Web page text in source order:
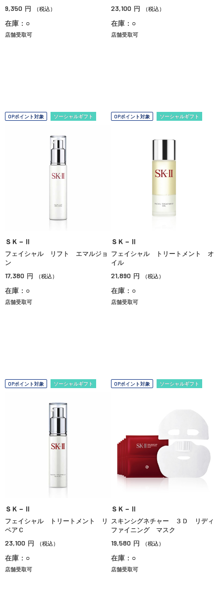
9,350 円 （税込）
在庫：○
店舗受取可
23,100 円 （税込）
在庫：○
店舗受取可
OPポイント対象 ソーシャルギフト
ＳＫ－Ⅱ
フェイシャル リフト エマルジョ
ン
17,380 円 （税込）
在庫：○
店舗受取可
OPポイント対象 ソーシャルギフト
ＳＫ－Ⅱ
フェイシャル トリートメント オ
イル
21,890 円 （税込）
在庫：○
店舗受取可
OPポイント対象 ソーシャルギフト
ＳＫ－Ⅱ
フェイシャル トリートメント リ
ペアＣ
23,100 円 （税込）
在庫：○
店舗受取可
OPポイント対象 ソーシャルギフト
ＳＫ－Ⅱ
スキンシグネチャー ３Ｄ リディ
ファイニング マスク
19,580 円 （税込）
在庫：○
店舗受取可